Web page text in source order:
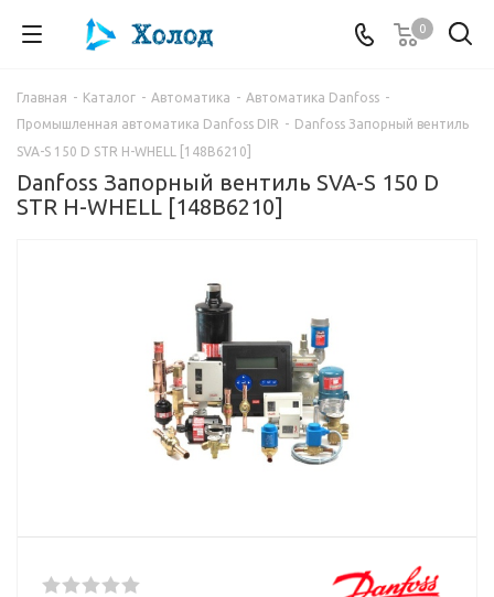
0
Главная - Каталог - Автоматика - Автоматика Danfoss -
Промышленная автоматика Danfoss DIR - Danfoss Запорный вентиль
SVA-S 150 D STR H-WHELL [148B6210]
Danfoss Запорный вентиль SVA-S 150 D
STR H-WHELL [148B6210]